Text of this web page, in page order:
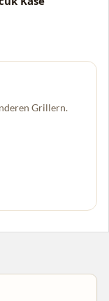
Grillern.